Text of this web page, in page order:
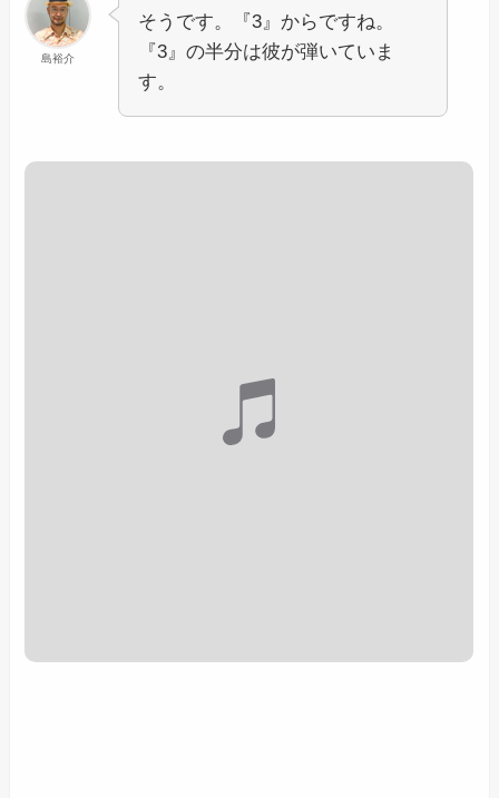
島裕介
そうです。『3』からですね。
『3』の半分は彼が弾いていま
す。